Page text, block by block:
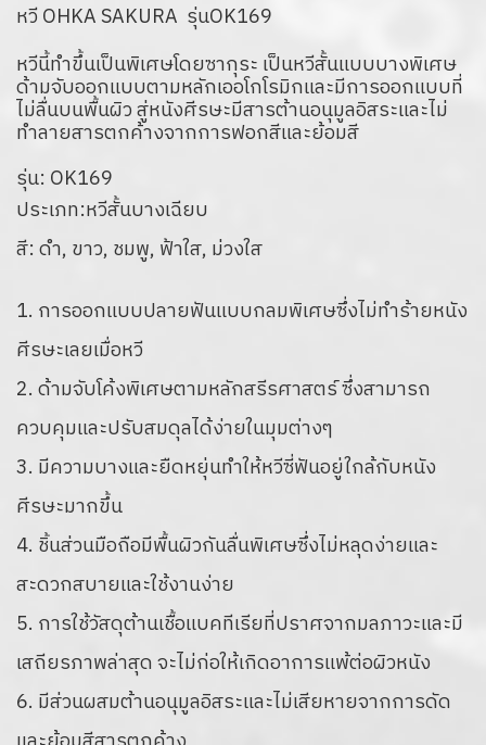
หวี OHKA SAKURA รุ่นOK169
หวีนี้ทำขึ้นเป็นพิเศษโดยซากุระ เป็นหวีสั้นแบบบางพิเศษ
ด้ามจับออกแบบตามหลักเออโกโรมิกและมีการออกแบบที่
ไม่ลื่นบนพื้นผิว สู่หนังศีรษะมีสารต้านอนุมูลอิสระและไม่
ทำลายสารตกค้างจากการฟอกสีและย้อมสี
รุ่น: OK169
ประเภท:หวีสั้นบางเฉียบ
สี: ดำ, ขาว, ชมพู, ฟ้าใส, ม่วงใส
1. การออกแบบปลายฟันแบบกลมพิเศษซึ่งไม่ทำร้ายหนัง
ศีรษะเลยเมื่อหวี
2. ด้ามจับโค้งพิเศษตามหลักสรีรศาสตร์ ซึ่งสามารถ
ควบคุมและปรับสมดุลได้ง่ายในมุมต่างๆ
3. มีความบางและยืดหยุ่นทำให้หวีซี่ฟันอยู่ใกล้กับหนัง
ศีรษะมากขึ้น
4. ชิ้นส่วนมือถือมีพื้นผิวกันลื่นพิเศษซึ่งไม่หลุดง่ายและ
สะดวกสบายและใช้งานง่าย
5. การใช้วัสดุต้านเชื้อแบคทีเรียที่ปราศจากมลภาวะและมี
เสถียรภาพล่าสุด จะไม่ก่อให้เกิดอาการแพ้ต่อผิวหนัง
6. มีส่วนผสมต้านอนุมูลอิสระและไม่เสียหายจากการดัด